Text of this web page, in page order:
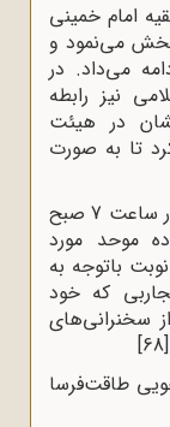
امام خمینی
پخش می‌نمود و
می‌داد. در
نیز رابطه
در هیئت
تا به صورت
در تاریخ 25 / 12 / 49 برای بار سوم ـ در ساعت 7 صبح
موحد مورد
باتوجه به
که خود
سخنرانی‌های
[68]
20 روز بازجویی طاقت‌فرسا